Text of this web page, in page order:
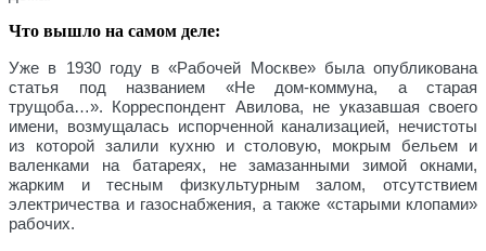
Что вышло на самом деле:
Уже в 1930 году в «Рабочей Москве» была опубликована
статья под названием «Не дом-коммуна, а старая
трущоба…». Корреспондент Авилова, не указавшая своего
имени, возмущалась испорченной канализацией, нечистоты
из которой залили кухню и столовую, мокрым бельем и
валенками на батареях, не замазанными зимой окнами,
жарким и тесным физкультурным залом, отсутствием
электричества и газоснабжения, а также «старыми клопами»
рабочих.